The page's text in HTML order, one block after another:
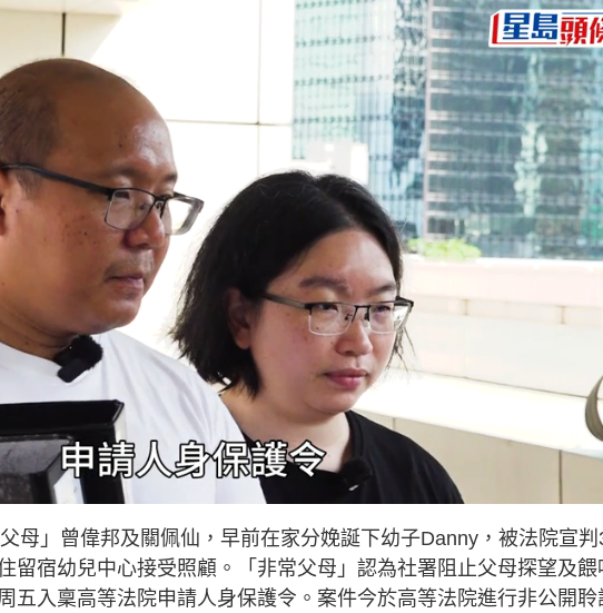
母」曾偉邦及關佩仙，早前在家分娩誕下幼子Danny，被法院宣
留宿幼兒中心接受照顧。「非常父母」認為社署阻止父母探望及餵
五入稟高等法院申請人身保護令。案件今於高等法院進行非公開聆